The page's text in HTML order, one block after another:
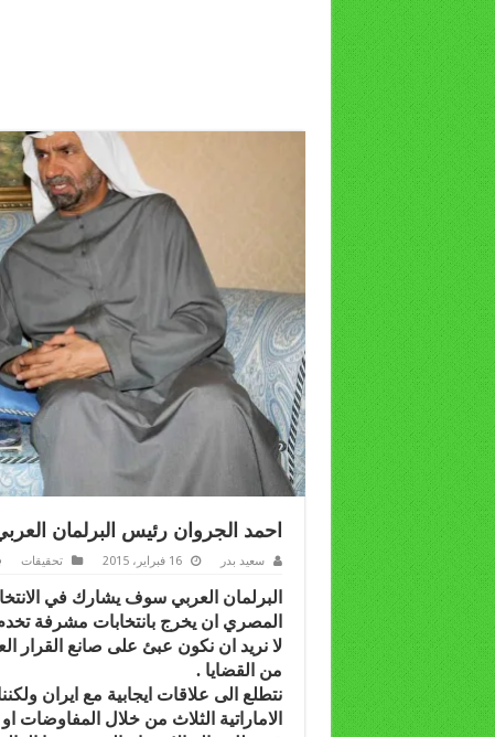
احمد الجروان رئيس البرلمان
سعيد بدر 16 فبراير، 2015 تحقيقات
البرلمان العربي سوف يشارك في
المصري ان يخرج بانتخابات مشرفة
لا نريد ان نكون عبئ على صانع القرار
من القضايا .
نتطلع الى علاقات ايجابية مع ايران
الاماراتية الثلاث من خلال المفاوضات